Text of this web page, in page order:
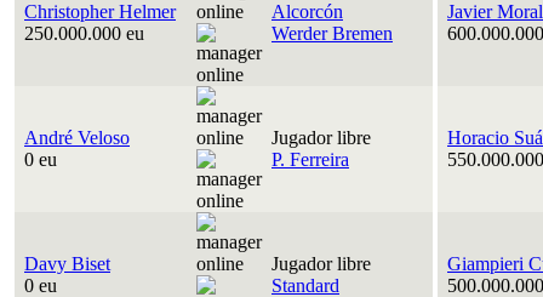
Christopher Helmer
250.000.000 eu
Alcorcón
Werder Bremen
Javier
André Veloso
0 eu
Jugador libre
P. Ferreira
Horacio
Davy Biset
0 eu
Jugador libre
Standard
Giampieri